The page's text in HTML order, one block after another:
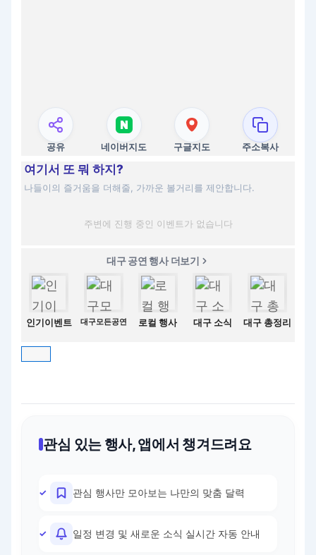
공유 네이버지도 구글지도 주소복사
여기서 또 뭐 하지?
나들이의 즐거움을 더해줄, 가까운 볼거리를 제안합니다.
주변에 진행 중인 이벤트가 없습니다
대구 공연 행사 더보기
인기이벤트 대구모든공연 로컬 행사 대구 소식 대구 총정리
관심 있는 행사, 앱에서 챙겨드려요
관심 행사만 모아보는 나만의 맞춤 달력
일정 변경 및 새로운 소식 실시간 자동 안내